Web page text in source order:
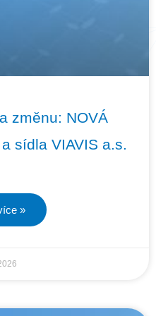
změnu: NOVÁ
sídla VIAVIS a.s.
»